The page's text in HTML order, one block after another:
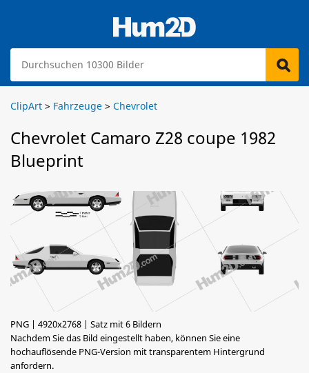
ClipArt > Fahrzeuge > Chevrolet
Chevrolet Camaro Z28 coupe 1982
Blueprint
PNG | 4920x2768 | Satz mit 6 Bildern
Nachdem Sie das Bild eingestellt haben, können Sie eine
hochauflösende PNG-Version mit transparentem Hintergrund
anfordern.